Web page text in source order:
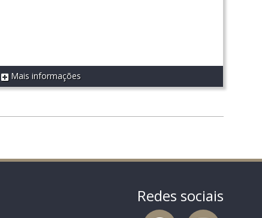
REF 526
Mais informações
Redes sociais